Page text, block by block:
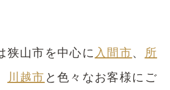
狭山市を中心に 入間市、
所
川越市 と色々なお客様にご